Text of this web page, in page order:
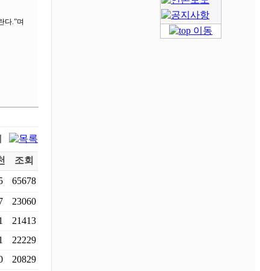
다.”며
조회
65678
23060
21413
22229
20829